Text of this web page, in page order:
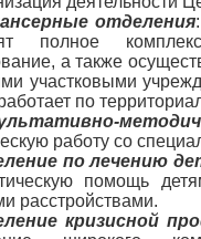
отделения
полное
а также
участковыми
по
работу со
по лечению
помощь
расстройствами.
кризисной